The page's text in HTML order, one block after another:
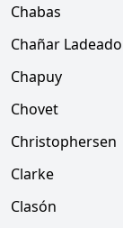
Chabas
Chañar Ladeado
Chapuy
Chovet
Christophersen
Clarke
Clasón